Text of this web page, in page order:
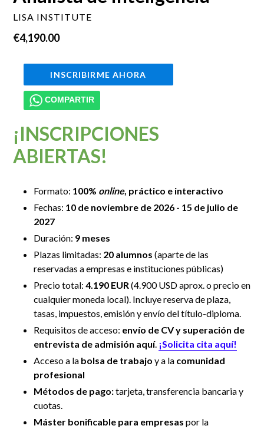
LISA INSTITUTE
Precio
€4,190.00
INSCRIBIRME AHORA
COMPARTIR
¡INSCRIPCIONES
ABIERTAS!
Formato: 100% online, práctico e interactivo
Fechas: 10 de noviembre de 2026 - 15 de julio de
2027
Duración: 9 meses
Plazas limitadas: 20 alumnos (aparte de las
reservadas a empresas e instituciones públicas)
Precio total: 4.190 EUR (4.900 USD aprox. o precio en
cualquier moneda local) . Incluye reserva de plaza,
tasas, impuestos, emisión y envío del título-diploma.
Requisitos de acceso: envío de CVy superación de
entrevista de admisión aquí. ¡Solicita cita aquí!
Acceso a la bolsa de trabajo y a la comunidad
profesional
Métodos de pago:tarjeta, transferencia bancaria y
cuotas.
Máster bonificable para empresas por la